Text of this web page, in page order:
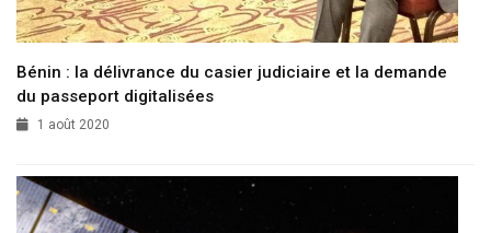
Bénin : la délivrance du casier judiciaire et la demande
du passeport digitalisées
1 août 2020